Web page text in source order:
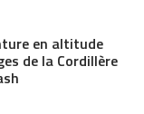
en altitude
de la Cordillère